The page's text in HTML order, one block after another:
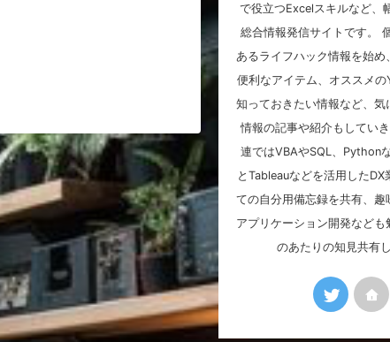
で役立つExcelスキルなど、
総合情報発信サイトです。
あるライフハック情報を始め
便利なアイテム、オススメの
知っておきたい情報など、気
情報の記事や紹介もしてい
連ではVBAやSQL、Python
とTableauなどを活用したDX
ての自分用備忘録を共有、趣
アプリケーション開発なども
のあたりの知見共有